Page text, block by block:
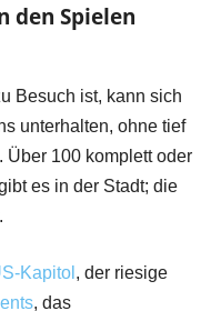
den Spielen
Besuch ist, kann sich
unterhalten, ohne tief
Über 100 komplett oder
es in der Stadt; die
Kapitol , der riesige
, das